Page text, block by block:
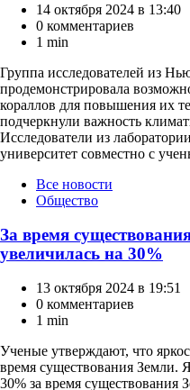
14 октября 2024 в 13:40
0 комментариев
1 min
Группа исследователей из
продемонстрировала
кораллов для повышения их
подчеркнули важность
Исследователи из
университет совместно с
КатегорииВсе новости
Общество
За время
увеличилась на 30%
13 октября 2024 в 19:51
0 комментариев
1 min
Ученые утверждают, что
время существования Земли.
30% за время существования